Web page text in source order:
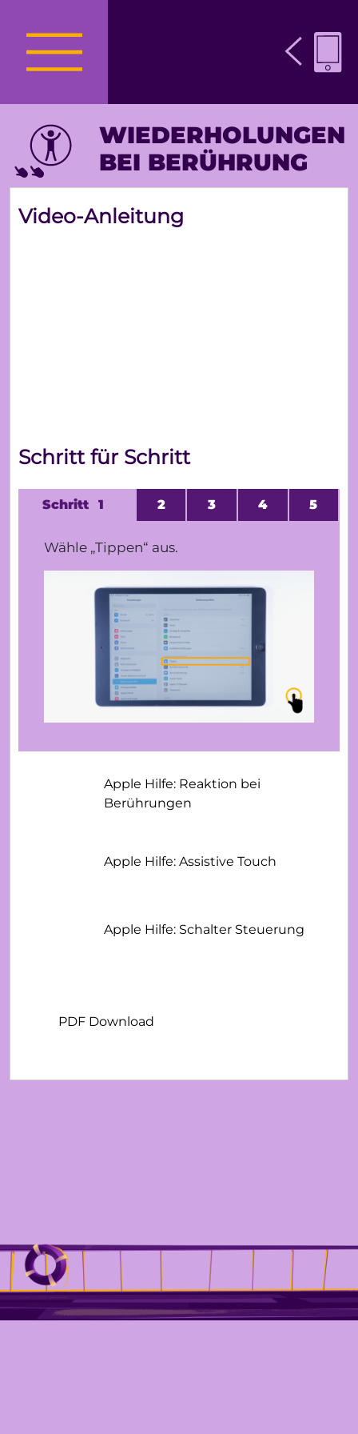
WIEDERHOLUNGEN
BEI BERÜHRUNG
Video-Anleitung
Schritt für Schritt
1 2 3 4 5
Wähle „Tippen“ aus.
Apple Hilfe: Reaktion bei
Berührungen
Apple Hilfe: Assistive Touch
Apple Hilfe: Schalter Steuerung
PDF Download